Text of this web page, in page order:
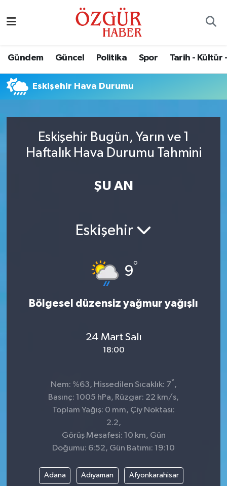
Gündem Güncel Politika Spor Tarih - Kültür
Eskişehir Hava Durumu
Eskişehir Bugün, Yarın ve 1
Haftalık Hava Durumu Tahmini
ŞU AN
Eskişehir
9°
Bölgesel düzensiz yağmur yağışlı
24 Mart Salı
18:00
Nem: %63, Hissedilen Sıcaklık: 7° ,
Basınç: 1005 hPa, Rüzgar: 22 km/s,
Toplam Yağış: 0 mm, Çiy Noktası:
2.2,
Görüş Mesafesi: 10 km, Gün
Doğumu: 6:52, Gün Batımı: 19:10
Adana Adıyaman Afyonkarahisar
Eğitim
Ekonomi
Güncel
Tarih - Kültür - Sanat - Turizm
Nöbetçi Eczaneler
Namaz Vakitleri
Trafik Durumu
Süper Lig Puan Durumu ve Fikstür
Son Dakika Haberleri